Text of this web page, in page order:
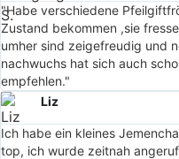
"Habe verschiedene
Zustand bekommen ,sie
umher sind zeigefreudig und
nachwuchs hat sich auch
empfehlen."
Liz
Ich habe ein kleines
top, ich wurde zeitnah